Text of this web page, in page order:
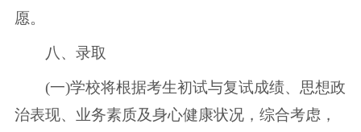
愿。
八、录取
(一)学校将根据考生初试与复试成绩、思想政
治表现、业务素质及身心健康状况，综合考虑，